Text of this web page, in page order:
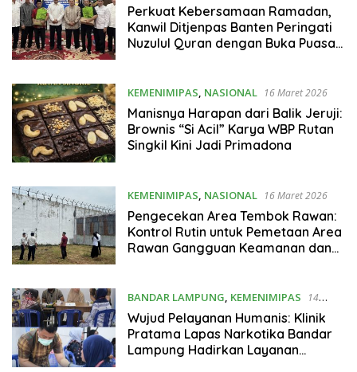
Perkuat Kebersamaan Ramadan,
Kanwil Ditjenpas Banten Peringati
Nuzulul Quran dengan Buka Puasa
KEMENIMIPAS, NASIONAL 16 Maret 2026
Manisnya Harapan dari Balik Jeruji:
Brownis “Si Acil” Karya WBP Rutan
Singkil Kini Jadi Primadona
KEMENIMIPAS, NASIONAL 16 Maret 2026
Pengecekan Area Tembok Rawan:
Kontrol Rutin untuk Pemetaan Area
Rawan Gangguan Keamanan dan
BANDAR LAMPUNG, KEMENIMIPAS
14
Maret 2026
Wujud Pelayanan Humanis: Klinik
Pratama Lapas Narkotika Bandar
Lampung Hadirkan Layanan